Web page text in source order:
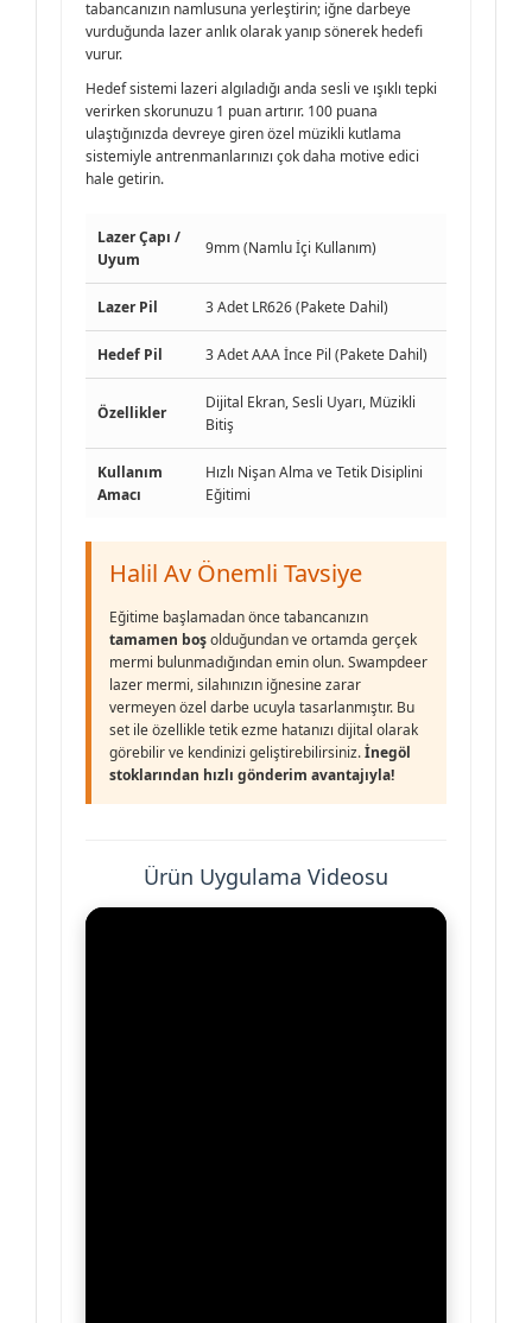
tabancanızın namlusuna yerleştirin; iğne darbeye
vurduğunda lazer anlık olarak yanıp sönerek hedefi
vurur.
Hedef sistemi lazeri algıladığı anda sesli ve ışıklı tepki
verirken skorunuzu 1 puan artırır. 100 puana
ulaştığınızda devreye giren özel müzikli kutlama
sistemiyle antrenmanlarınızı çok daha motive edici
hale getirin.
Lazer Çapı /
Uyum
9mm (Namlu İçi Kullanım)
Lazer Pil 3 Adet LR626 (Pakete Dahil)
Hedef Pil 3 Adet AAA İnce Pil (Pakete Dahil)
Özellikler
Dijital Ekran, Sesli Uyarı, Müzikli
Bitiş
Kullanım
Amacı
Hızlı Nişan Alma ve Tetik Disiplini
Eğitimi
Halil Av Önemli Tavsiye
Eğitime başlamadan önce tabancanızın
tamamen boşolduğundan ve ortamda gerçek
mermi bulunmadığından emin olun. Swampdeer
lazer mermi, silahınızın iğnesine zarar
vermeyen özel darbe ucuyla tasarlanmıştır. Bu
set ile özellikle tetik ezme hatanızı dijital olarak
görebilir ve kendinizi geliştirebilirsiniz.İnegöl
stoklarından hızlı gönderim avantajıyla!
Ürün Uygulama Videosu